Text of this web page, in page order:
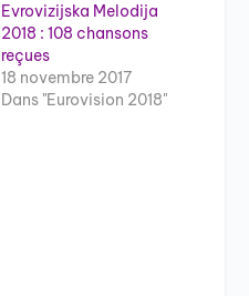
Evrovizijska Melodija
2018 : 108 chansons
reçues
18 novembre 2017
Dans "Eurovision 2018"